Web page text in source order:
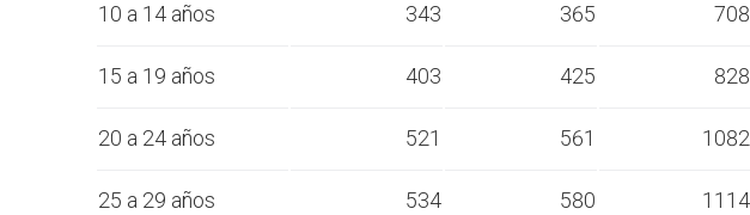
10 a 14 años 343 365 708
15 a 19 años 403 425 828
20 a 24 años 521 561 1082
25 a 29 años 534 580 1114